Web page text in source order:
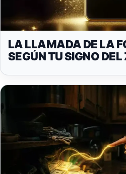
LA LLAMADA DE LA
SEGÚN TU SIGNO